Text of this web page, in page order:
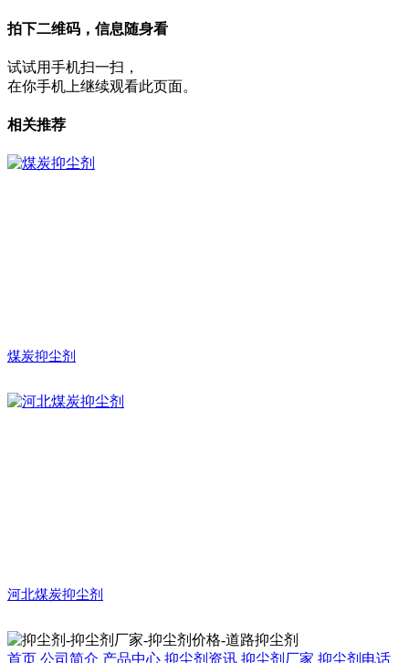
拍下二维码，信息随身看
试试用手机扫一扫，
在你手机上继续观看此页面。
相关推荐
煤炭抑尘剂
河北煤炭抑尘剂
首页 公司简介 产品中心 抑尘剂资讯 抑尘剂厂家 抑尘剂电话